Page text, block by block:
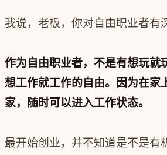
我说，老板，你对自由职业者有
作为自由职业者，不是有想玩就
想工作就工作的自由。因为在家
家，随时可以进入工作状态。
最开始创业，并不知道是不是有